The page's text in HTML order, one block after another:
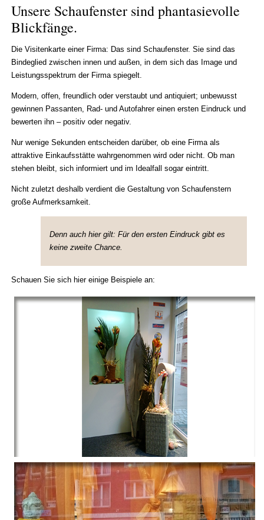
Unsere Schaufenster sind phantasievolle
Blickfänge.
Die Visitenkarte einer Firma: Das sind Schaufenster. Sie sind das
Bindeglied zwischen innen und außen, in dem sich das Image und
Leistungsspektrum der Firma spiegelt.
Modern, offen, freundlich oder verstaubt und antiquiert; unbewusst
gewinnen Passanten, Rad- und Autofahrer einen ersten Eindruck und
bewerten ihn – positiv oder negativ.
Nur wenige Sekunden entscheiden darüber, ob eine Firma als
attraktive Einkaufsstätte wahrgenommen wird oder nicht. Ob man
stehen bleibt, sich informiert und im Idealfall sogar eintritt.
Nicht zuletzt deshalb verdient die Gestaltung von Schaufenstern
große Aufmerksamkeit.
Denn auch hier gilt: Für den ersten Eindruck gibt es
keine zweite Chance.
Schauen Sie sich hier einige Beispiele an: